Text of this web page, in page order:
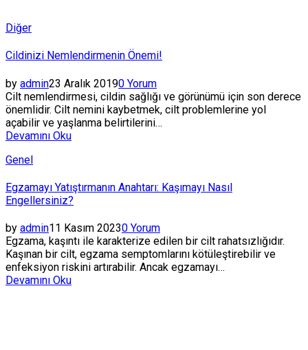
Posted
Diğer
Cildinizi Nemlendirmenin Önemi!
by admin23 Aralık 20190 Yorum
Cilt nemlendirmesi, cildin sağlığı ve görünümü için son derece
önemlidir. Cilt nemini kaybetmek, cilt problemlerine yol
açabilir ve yaşlanma belirtilerini…
Devamını Oku
Posted
Genel
Egzamayı Yatıştırmanın Anahtarı: Kaşımayı Nasıl
Engellersiniz?
by admin11 Kasım 20230 Yorum
Egzama, kaşıntı ile karakterize edilen bir cilt rahatsızlığıdır.
Kaşınan bir cilt, egzama semptomlarını kötüleştirebilir ve
enfeksiyon riskini artırabilir. Ancak egzamayı…
Devamını Oku